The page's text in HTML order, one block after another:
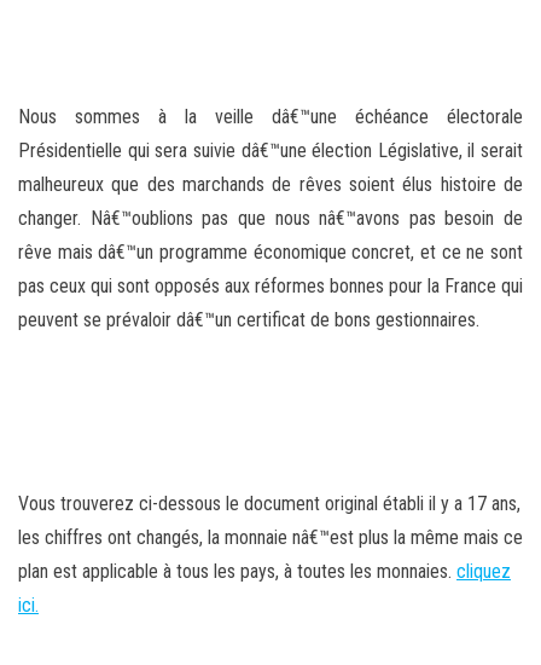
Nous sommes à la veille dâ€™une échéance électorale
Présidentielle qui sera suivie dâ€™une élection Législative, il serait
malheureux que des marchands de rêves soient élus histoire de
changer. Nâ€™oublions pas que nous nâ€™avons pas besoin de
rêve mais dâ€™un programme économique concret, et ce ne sont
pas ceux qui sont opposés aux réformes bonnes pour la France qui
peuvent se prévaloir dâ€™un certificat de bons gestionnaires.
Vous trouverez ci-dessous le document original établi il y a 17 ans,
les chiffres ont changés, la monnaie nâ€™est plus la même mais ce
plan est applicable à tous les pays, à toutes les monnaies. cliquez
ici.